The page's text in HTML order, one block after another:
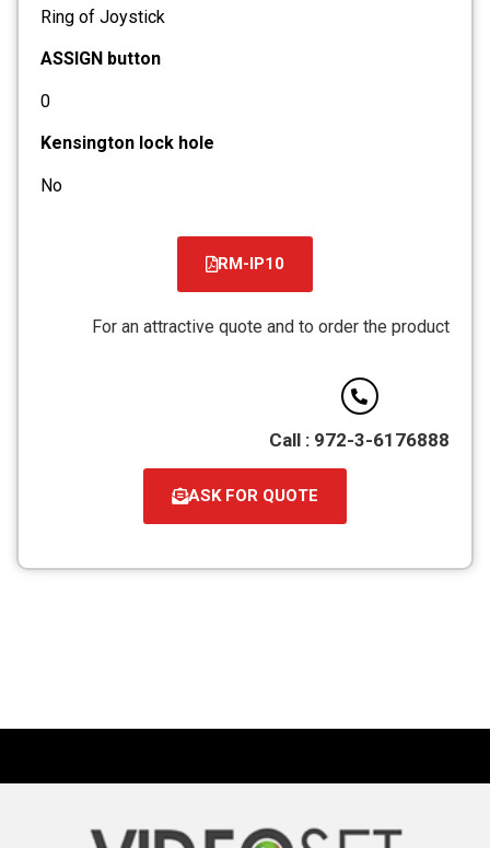
Ring of Joystick
ASSIGN button
0
Kensington lock hole
No
RM-IP10
For an attractive quote and to order the product
Call : 972-3-6176888
ASK FOR QUOTE